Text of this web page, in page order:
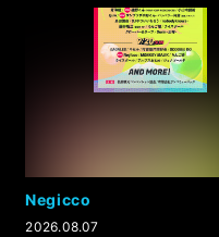
Negicco
2026.08.07